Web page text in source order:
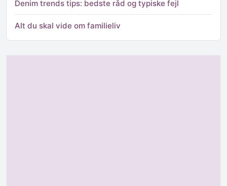
Denim trends tips: bedste råd og typiske fejl
Alt du skal vide om familieliv